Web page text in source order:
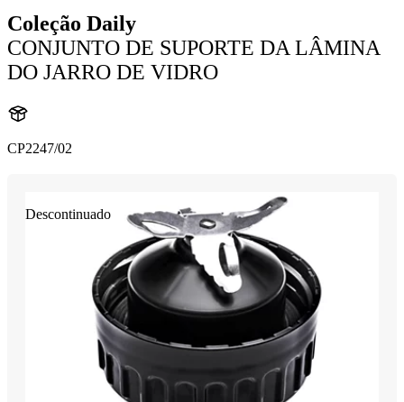
Coleção Daily
CONJUNTO DE SUPORTE DA LÂMINA
DO JARRO DE VIDRO
CP2247/02
Descontinuado